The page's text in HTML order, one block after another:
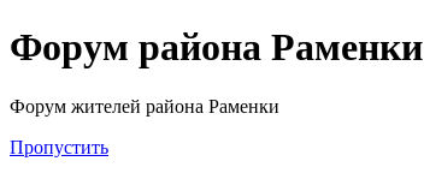
Форум района Раменки
Форум жителей района Раменки
Пропустить